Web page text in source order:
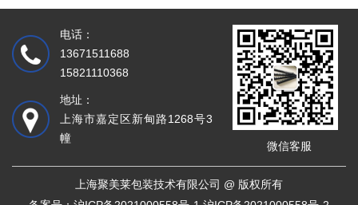
电话：
13671511688
15821110368
地址：
上海市嘉定区新甸路1268号3
幢
微信客服
上海聚美莱包装技术有限公司 @ 版权所有